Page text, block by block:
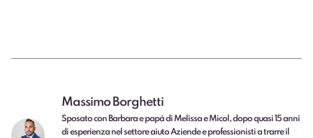
Massimo Borghetti
Sposato con Barbara e papà di Melissa e Micol, dopo quasi 15 anni
di esperienza nel settore aiuto Aziende e professionisti a trarre il